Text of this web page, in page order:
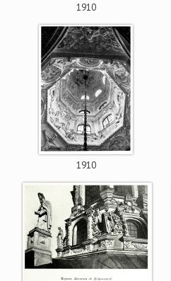
1910
1910